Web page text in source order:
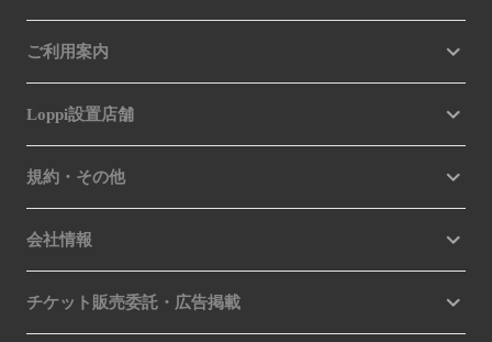
ご利用案内
Loppi設置店舗
規約・その他
会社情報
チケット販売委託・広告掲載